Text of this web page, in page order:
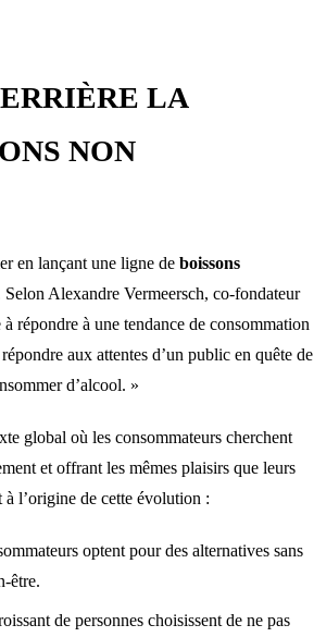
LA
NON
en lançant une ligne de boissons
Selon Alexandre Vermeersch, co-fondateur
répondre à une tendance de consommation
aux attentes d’un public en quête de
d’alcool. »
global où les consommateurs cherchent
et offrant les mêmes plaisirs que leurs
l’origine de cette évolution :
optent pour des alternatives sans
être.
de personnes choisissent de ne pas